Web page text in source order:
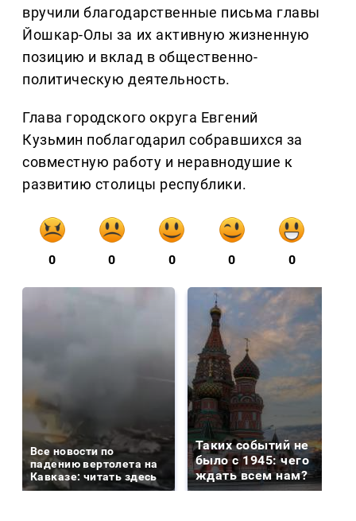
вручили благодарственные письма главы
Йошкар-Олы за их активную жизненную
позицию и вклад в общественно-
политическую деятельность.
Глава городского округа Евгений
Кузьмин поблагодарил собравшихся за
совместную работу и неравнодушие к
развитию столицы республики.
0 0 0 0 0
Все новости по
падению вертолета на
Кавказе: читать здесь
Таких событий не
было с 1945: чего
ждать всем нам?